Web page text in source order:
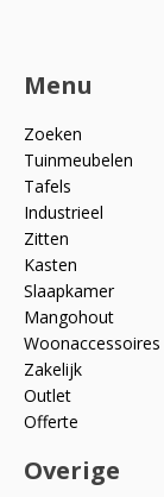
Menu
Zoeken
Tuinmeubelen
Tafels
Industrieel
Zitten
Kasten
Slaapkamer
Mangohout
Woonaccessoires
Zakelijk
Outlet
Offerte
Overige